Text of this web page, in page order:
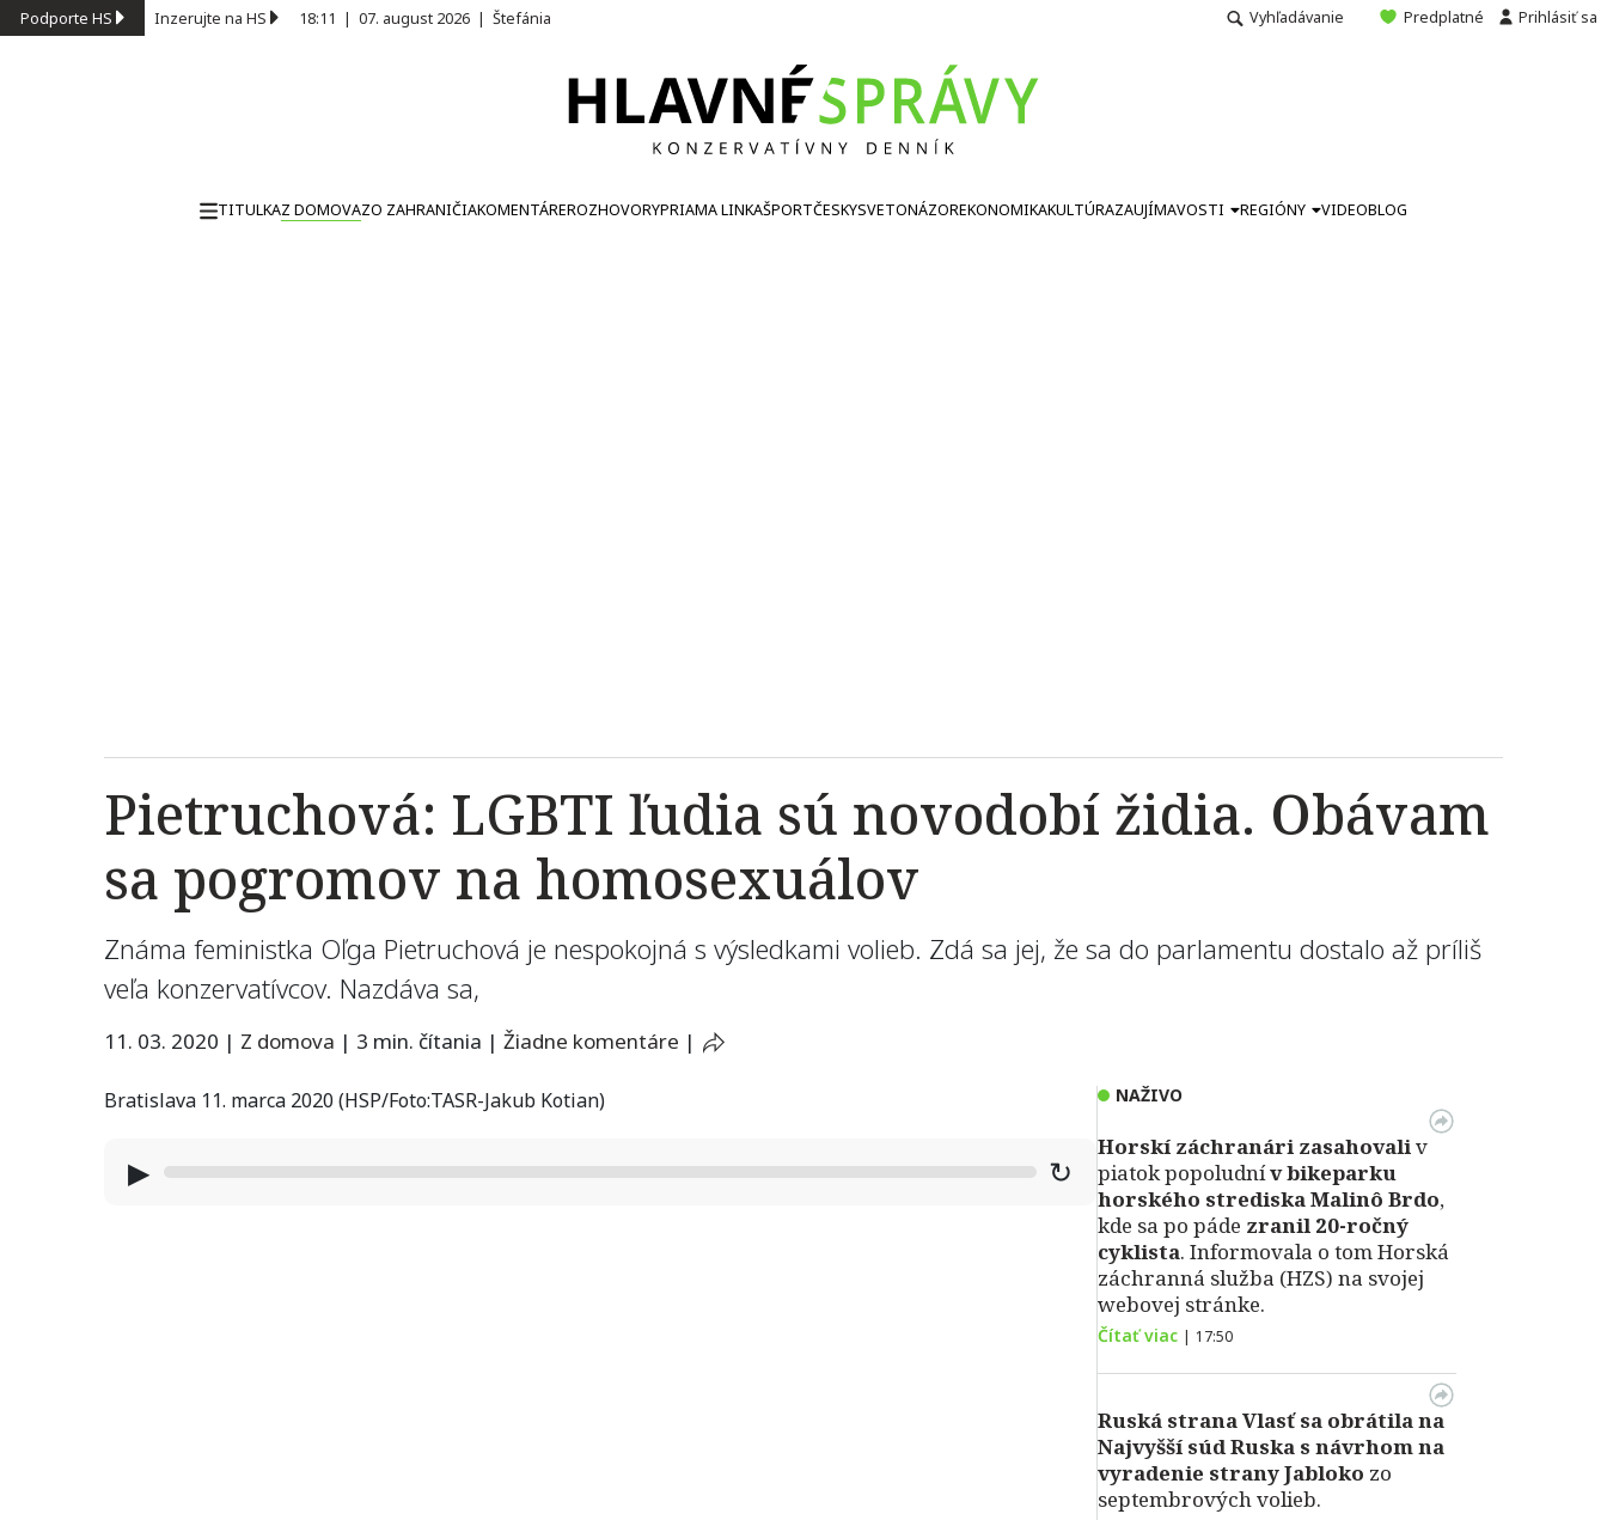
Podporte HS Inzerujte na HS 18:11 | 07. august 2026 | Štefánia Vyhľadávanie Predplatné Prihlásiť sa
TITULKAZ DOMOVAZO ZAHRANIČIAKOMENTÁREROZHOVORYPRIAMA LINKAŠPORTČESKYSVETONÁZOREKONOMIKAKULTÚRAZAUJÍMAVOSTI REGIÓNY VIDEOBLOG
Pietruchová: LGBTI ľudia sú novodobí židia. Obávam
sa pogromov na homosexuálov
Známa feministka Oľga Pietruchová je nespokojná s výsledkami volieb. Zdá sa jej, že sa do parlamentu dostalo až príliš
veľa konzervatívcov. Nazdáva sa,
11. 03. 2020 | Z domova | 3 min. čítania | Žiadne komentáre |
Bratislava 11. marca 2020 (HSP/Foto:TASR-Jakub Kotian)
▶ ↻
NAŽIVO
Horskí záchranári zasahovaliv
piatok popoludnív bikeparku
horského strediska Malinô Brdo,
kde sa po páde zranil 20-ročný
cyklista. Informovala o tom Horská
záchranná služba (HZS) na svojej
webovej stránke.
Čítať viac | 17:50
Ruská strana Vlasť sa obrátila na
Najvyšší súd Ruska s návrhom na
vyradenie strany Jabloko zo
septembrových volieb.